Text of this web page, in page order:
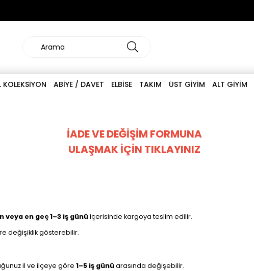
KOLEKSİYON ABİYE / DAVET ELBİSE TAKIM ÜST GİYİM ALT GİYİM
İADE VE DEĞİŞİM FORMUNA
ULAŞMAK İÇİN TIKLAYINIZ
veya en geç 1–3 iş günüiçerisinde kargoya teslim edilir.
değişiklik gösterebilir.
il ve ilçeye göre 1–5 iş günüarasında değişebilir.